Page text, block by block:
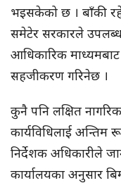
भइसकेको छ । बाँकी
समेटेर सरकारले उपलब्ध
आधिकारिक माध्यमबाट
सहजीकरण गरिनेछ ।
कुनै पनि लक्षित
कार्यविधिलाई अन्तिम
निर्देशक अधिकारीले
कार्यालयका अनुसार